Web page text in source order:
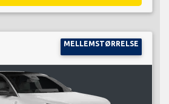
MELLEMSTØRRELSE